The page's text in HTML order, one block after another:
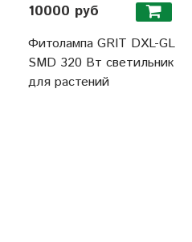
10000 руб
Фитолампа GRIT DXL-GL
SMD 320 Вт светильник
для растений